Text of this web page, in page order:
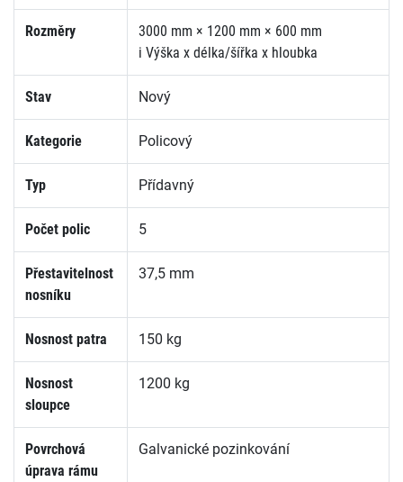
Rozměry
3000 mm × 1200 mm × 600 mm
i Výška x délka/šířka x hloubka
Stav Nový
Kategorie Policový
Typ Přídavný
Počet polic 5
Přestavitelnost
nosníku
37,5 mm
Nosnost patra 150 kg
Nosnost
sloupce
1200 kg
Povrchová
úprava rámu
Galvanické pozinkování